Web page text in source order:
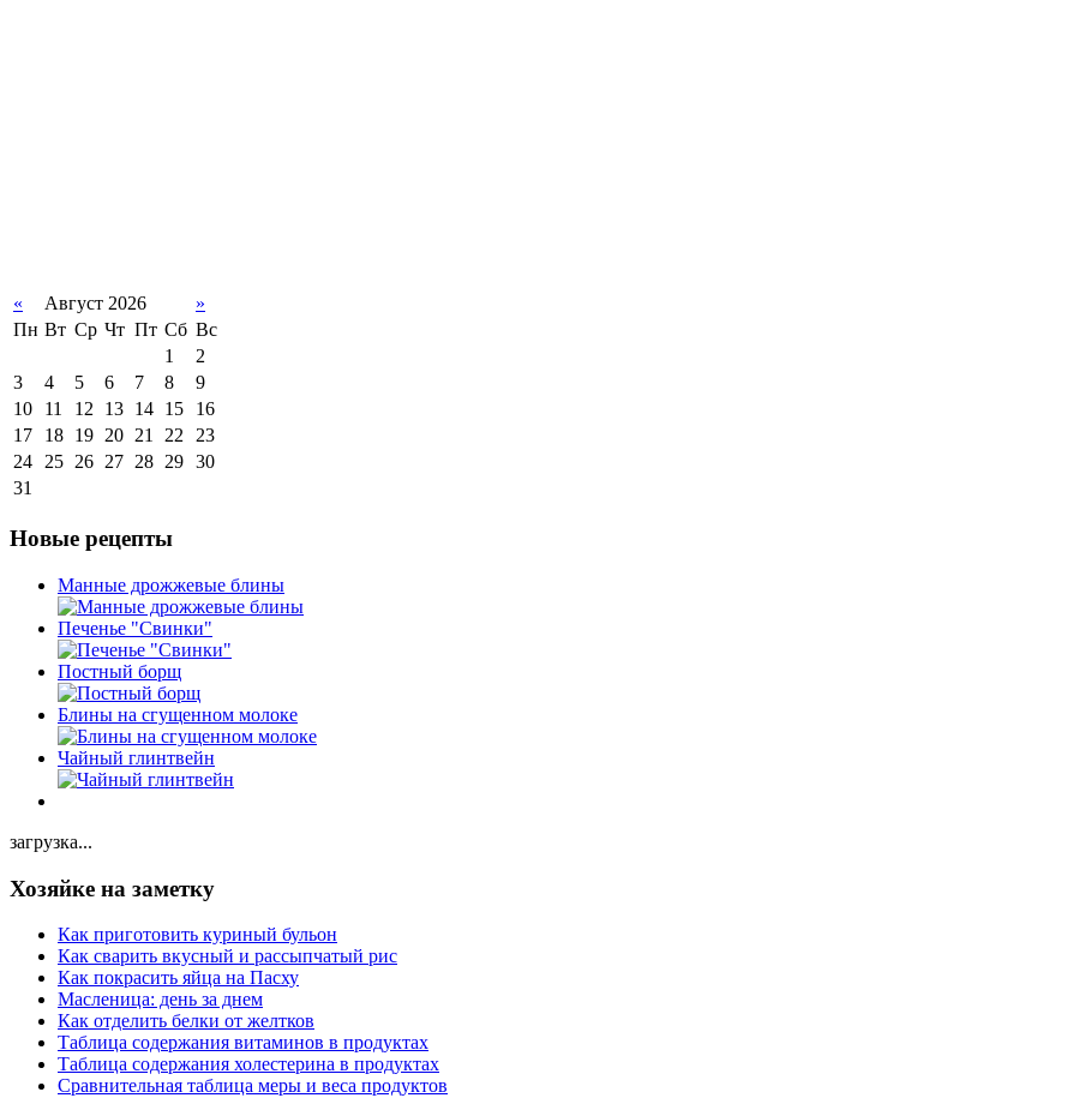
« Август 2026
»
Пн Вт Ср Чт Пт Сб Вс
1
2
3
4 5 6 7 8
9
10
11 12 13 14 15
16
17
18 19 20 21 22 23
24 25 26 27 28 29 30
31
Новые рецепты
Манные дрожжевые блины
Печенье "Свинки"
Постный борщ
Блины на сгущенном молоке
Чайный глинтвейн
загрузка...
Хозяйке на заметку
Как приготовить куриный бульон
Как сварить вкусный и рассыпчатый рис
Как покрасить яйца на Пасху
Масленица: день за днем
Как отделить белки от желтков
Таблица содержания витаминов в продуктах
Таблица содержания холестерина в продуктах
Сравнительная таблица меры и веса продуктов